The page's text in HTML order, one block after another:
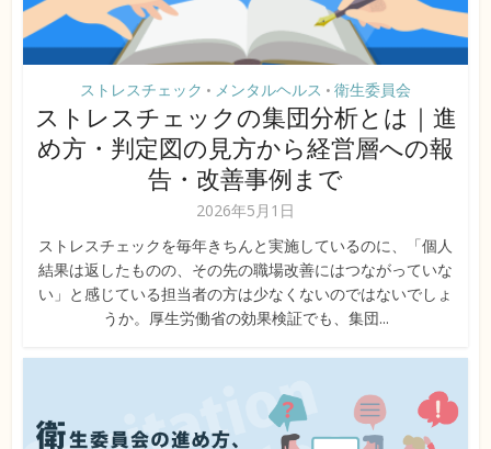
ストレスチェック • メンタルヘルス • 衛生委員会
ストレスチェックの集団分析とは｜進
め方・判定図の見方から経営層への報
告・改善事例まで
2026年5月1日
ストレスチェックを毎年きちんと実施しているのに、「個人
結果は返したものの、その先の職場改善にはつながっていな
い」と感じている担当者の方は少なくないのではないでしょ
うか。厚生労働省の効果検証でも、集団...